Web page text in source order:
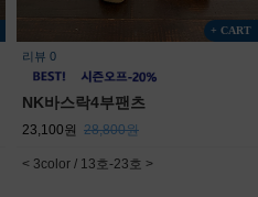
+ CART
리뷰 0
NK바스락4부팬츠
23,100원 28,800원
< 3color / 13호-23호 >